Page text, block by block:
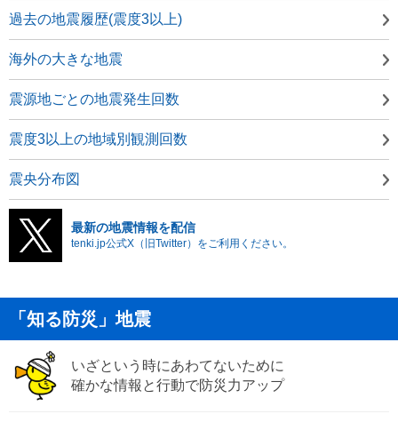
過去の地震履歴(震度3以上)
海外の大きな地震
震源地ごとの地震発生回数
震度3以上の地域別観測回数
震央分布図
最新の地震情報を配信
tenki.jp公式X（旧Twitter）をご利用ください。
「知る防災」地震
いざという時にあわてないために
確かな情報と行動で防災力アップ